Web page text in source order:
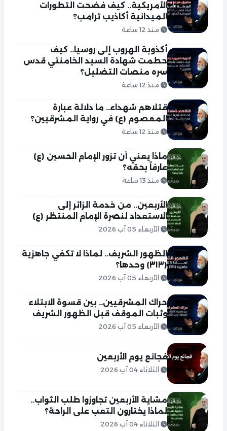
الأمريكية.. كيف فضحت التطورات
الميدانية أكاذيب ترامب؟
منذ 12 ساعة
أكذوبة الهروب إلى روسيا.. كيف
حطمت شهادة السيد الخامنئي قدس
سره منصات التضليل؟
منذ 12 ساعة
قتلاهم شهداء.. ما دلالة عبارة
المعصوم (ع) في رواية المشرقيين؟
منذ 12 ساعة
ماذا يعني أن تزور الإمام الحسين (ع)
عارفاً بحقه؟
منذ 13 ساعة
الأربعين.. من خدمة الزائر إلى
الاستعداد لنصرة الإمام المنتظر (ع)
الأربعاء 05 آب 2026
الظهور الشريف.. لماذا لا تكفي جاهزية
(٣١٣) وحدها؟
الأربعاء 05 آب 2026
حراك المشرقيين.. بين قسوة الابتلاء
وثبات الموقف قبل الظهور الشريف
الأربعاء 05 آب 2026
فجائع يوم الأربعين
الثلاثاء 04 آب 2026
مشاية الأربعين تجاوزوا طلب الثواب..
لماذا يختارون التعب على الراحة؟
الثلاثاء 04 آب 2026